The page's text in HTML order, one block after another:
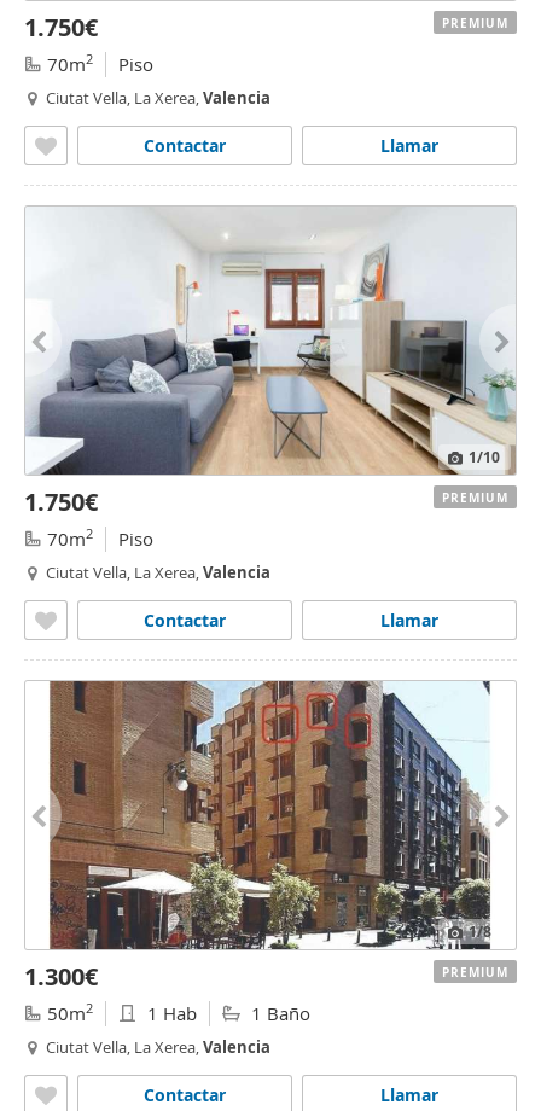
1.750€
70m2 Piso
Ciutat Vella, La Xerea,Valencia
Llamar
Contactar
PREMIUM
1/10
1.750€
70m2 Piso
Ciutat Vella, La Xerea,Valencia
Llamar
Contactar
PREMIUM
1/8
1.300€
50m2 1 Hab 1 Baño
Ciutat Vella, La Xerea,Valencia
Llamar
Contactar
PREMIUM